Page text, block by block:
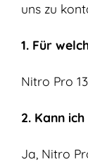
uns zu
1. Für
Nitro Pro
2. Kann
Ja, Nitro